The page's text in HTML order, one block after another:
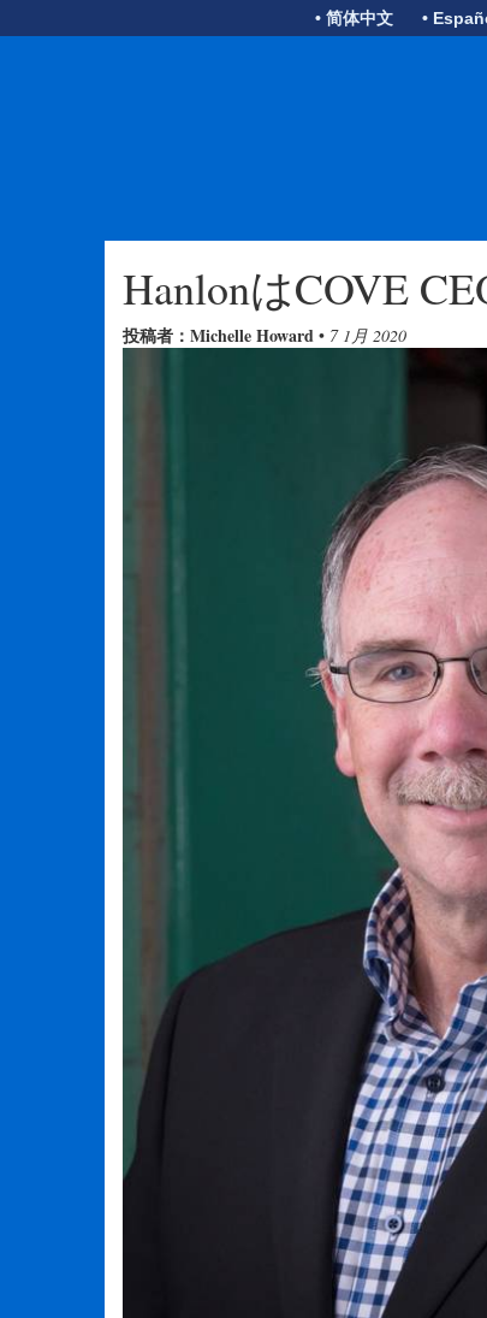
• 简体中文 •
HanlonはCOVE
投稿者：Michelle Howard • 7 1月 2020